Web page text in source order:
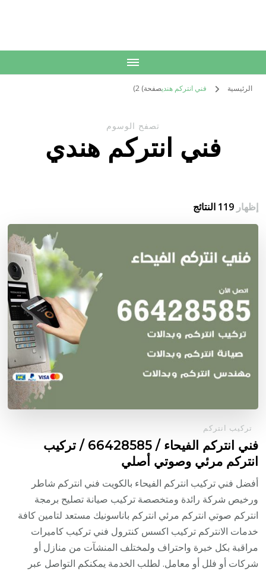
الرئيسية فني انتركم هنديصفحة) 2)
تصفح الوسوم
فني انتركم هندي
إظهار119 النتائج
تركيب انتركم
فني انتركم الفيحاء / 66428585 / تركيب
انتركم مرئي وصوتي أصلي
أفضل فني تركيب انتركم الفيحاء بالكويت فني انتركم شاطر
ورخيص شركة رائدة ومتخصصة تركيب صيانة تصليح برمجة
انتركم صوتي انتركم مرئي انتركم باناسونيك مستعد لتامين كافة
خدمات الانتركم تركيب اكسس كنترول فني تركيب كاميرات
مراقبة بكل خبرة واحتراف ولمختلف المنشآت من منازل أو
شركات أو فلل أو معامل. لطلب الخدمة يمكنكم التواصل عبر